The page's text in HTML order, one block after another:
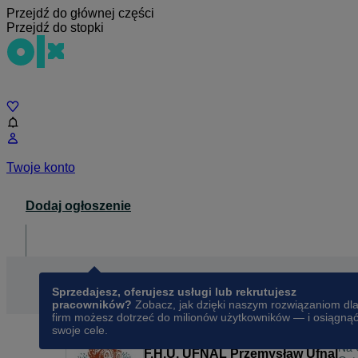
Przejdź do głównej części
Przejdź do stopki
Twoje konto
Dodaj ogłoszenie
Sprzedajesz, oferujesz usługi lub rekrutujesz
pracowników? Zobacz, jak dzięki naszym rozwiązaniom dla
firm możesz dotrzeć do milionów użytkowników — i osiągnąć
swoje cele.
F.H.U. UFNAL Przemysław UfnalNa